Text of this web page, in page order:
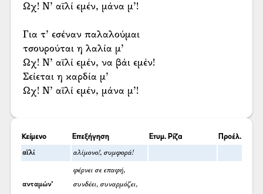
Ωχ! Ν’ αϊλί εμέν, μάνα μ’!
Για τ’ εσέναν παλαλούμαι
τσουρούται η λαλία μ’
Ωχ! Ν’ αϊλί εμέν, να βάι εμέν!
Σείεται η καρδία μ’
Ωχ! Ν’ αϊλί εμέν, μάνα μ’!
Κείμενο Επεξήγηση Ετυμ. Ρίζα Προέλ.
αϊλί αλίμονο!, συμφορά!
ανταμών’
φέρνει σε επαφή,
συνδέει, συναρμόζει,